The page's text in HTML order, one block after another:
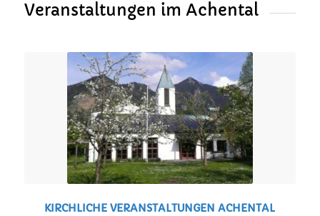
Veranstaltungen im Achental
KIRCHLICHE VERANSTALTUNGEN ACHENTAL